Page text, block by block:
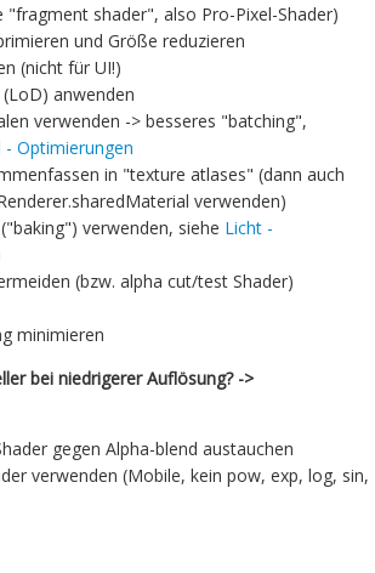
"fragment shader", also Pro-Pixel-Shader)
und Größe reduzieren
(nicht für UI!)
anwenden
verwenden -> besseres "batching",
- Optimierungen
in "texture atlases" (dann auch
verwenden)
verwenden, siehe Licht -
(bzw. alpha cut/test Shader)
minimieren
bei niedrigerer Auflösung? ->
gegen Alpha-blend austauchen
verwenden (Mobile, kein pow, exp, log, sin,